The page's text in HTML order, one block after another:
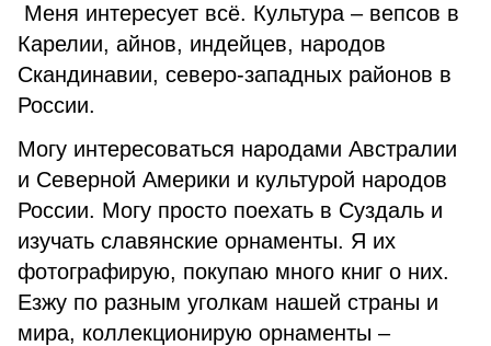
Меня интересует всё. Культура – вепсов в
Карелии, айнов, индейцев, народов
Скандинавии, северо-западных районов в
России.
Могу интересоваться народами Австралии
и Северной Америки и культурой народов
России. Могу просто поехать в Суздаль и
изучать славянские орнаменты. Я их
фотографирую, покупаю много книг о них.
Езжу по разным уголкам нашей страны и
мира, коллекционирую орнаменты –